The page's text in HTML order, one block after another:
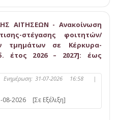
ΑΙΤΗΣΕΩΝ - Ανακοίνωση
στέγασης φοιτητών/
τμημάτων σε Κέρκυρα-
έτος 2026 – 2027]: έως
Ενημέρωση: 31-07-2026 16:58
|
08-2026 [Σε Εξέλιξη]